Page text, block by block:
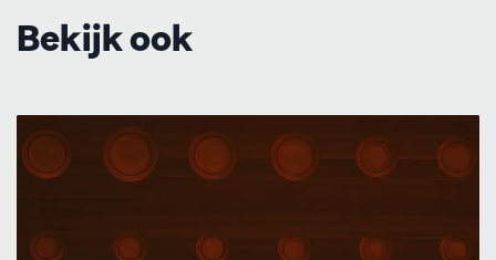
Bekijk ook